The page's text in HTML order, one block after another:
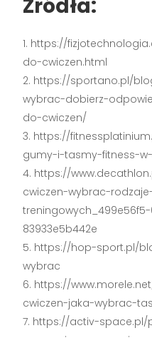
Źródła:
https://
do-cwiczen.html
https://sportano.pl/
wybrac-dobierz-
do-cwiczen/
https://
gumy-i-tasmy-fitness-
https://
cwiczen-wybrac-
83933e5b442e
https://hop-sport.pl/
wybrac
https://
cwiczen-jaka-wybrac-
https://activ-space.pl/